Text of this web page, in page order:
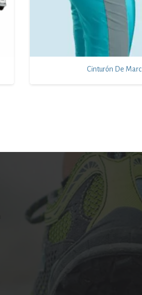
Cinturón De